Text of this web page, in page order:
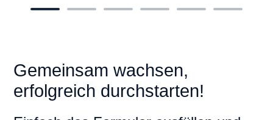
Gemeinsam wachsen,
erfolgreich durchstarten!